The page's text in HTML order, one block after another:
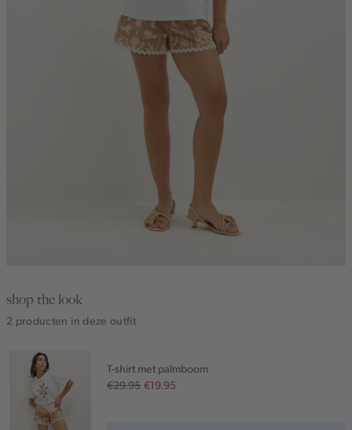
shop the look
2 producten in deze outfit
T-shirt met palmboom
€29.95 €19.95